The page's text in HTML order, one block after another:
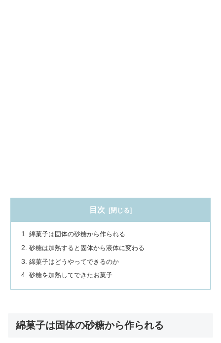
目次
綿菓子は固体の砂糖から作られる
砂糖は加熱すると固体から液体に変わる
綿菓子はどうやってできるのか
砂糖を加熱してできたお菓子
綿菓子は固体の砂糖から作られる